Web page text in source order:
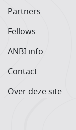
Partners
Fellows
ANBI info
Contact
Over deze site